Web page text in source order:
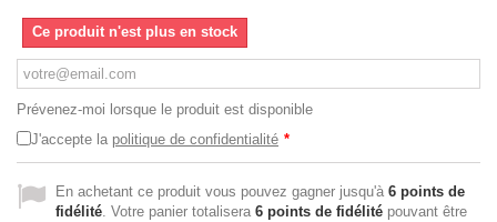
Ce produit n'est plus en stock
Prévenez-moi lorsque le produit est disponible
J'accepte la politique de confidentialité *
En achetant ce produit vous pouvez gagner jusqu'à 6 points de
fidélité. Votre panier totalisera 6 points de fidélité pouvant être